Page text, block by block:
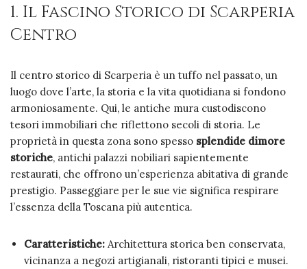
1. Il Fascino Storico di Scarperia
Centro
Il centro storico di Scarperia è un tuffo nel passato, un
luogo dove l’arte, la storia e la vita quotidiana si fondono
armoniosamente. Qui, le antiche mura custodiscono
tesori immobiliari che riflettono secoli di storia. Le
proprietà in questa zona sono spesso splendide dimore
storiche, antichi palazzi nobiliari sapientemente
restaurati, che offrono un’esperienza abitativa di grande
prestigio. Passeggiare per le sue vie significa respirare
l’essenza della Toscana più autentica.
Caratteristiche: Architettura storica ben conservata,
vicinanza a negozi artigianali, ristoranti tipici e musei.